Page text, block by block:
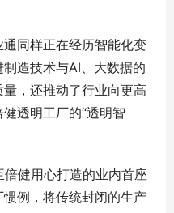
同样正在经历智能化变
造技术与AI、大数据的
，还推动了行业向更高
透明工厂的“透明智
健用心打造的业内首座
例，将传统封闭的生产